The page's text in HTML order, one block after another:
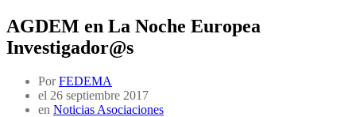
AGDEM en La Noche Europea
Investigador@s
Por FEDEMA
el 26 septiembre 2017
en Noticias Asociaciones